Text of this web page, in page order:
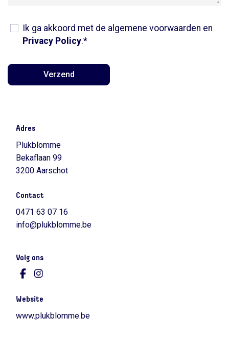
Ik ga akkoord met de algemene voorwaarden en
Privacy Policy.*
Verzend
Adres
Plukblomme
Bekaflaan 99
3200 Aarschot
Contact
0471 63 07 16
info@plukblomme.be
Volg ons
Website
www.plukblomme.be